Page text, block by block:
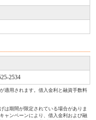
2534
適用されます。借入金利と融資手数料
は期間が限定されている場合がありま
ャンペーンにより、借入金利および融